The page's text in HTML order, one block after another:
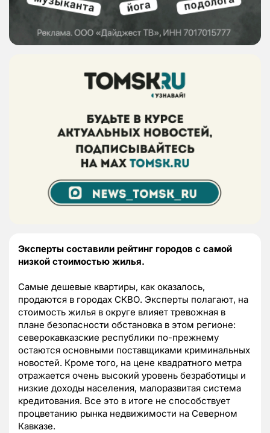
Эксперты составили рейтинг городов с самой
низкой стоимостью жилья.
Самые дешевые квартиры, как оказалось,
продаются в городах СКВО. Эксперты полагают, на
стоимость жилья в округе влияет тревожная в
плане безопасности обстановка в этом регионе:
северокавказские республики по-прежнему
остаются основными поставщиками криминальных
новостей. Кроме того, на цене квадратного метра
отражается очень высокий уровень безработицы и
низкие доходы населения, малоразвитая система
кредитования. Все это в итоге не способствует
процветанию рынка недвижимости на Северном
Кавказе.